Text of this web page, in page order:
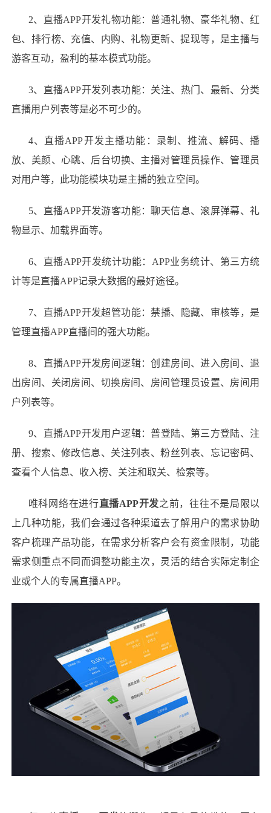
2、直播APP开发礼物功能：普通礼物、豪华礼物、红
包、排行榜、充值、内购、礼物更新、提现等，是主播与
游客互动，盈利的基本模式功能。
3、直播APP开发列表功能：关注、热门、最新、分类
直播用户列表等是必不可少的。
4、直播APP开发主播功能：录制、推流、解码、播
放、美颜、心跳、后台切换、主播对管理员操作、管理员
对用户等，此功能模块功是主播的独立空间。
5、直播APP开发游客功能：聊天信息、滚屏弹幕、礼
物显示、加载界面等。
6、直播APP开发统计功能： APP业务统计、第三方统
计等是直播APP记录大数据的最好途径。
7、直播APP开发超管功能：禁播、隐藏、审核等，是
管理直播APP直播间的强大功能。
8、直播APP开发房间逻辑：创建房间、进入房间、退
出房间、关闭房间、切换房间、房间管理员设置、房间用
户列表等。
9、直播APP开发用户逻辑：普登陆、第三方登陆、注
册、搜索、修改信息、关注列表、粉丝列表、忘记密码、
查看个人信息、收入榜、关注和取关、检索等。
唯科网络在进行直播APP开发之前，往往不是局限以
上几种功能，我们会通过各种渠道去了解用户的需求协助
客户梳理产品功能，在需求分析客户会有资金限制，功能
需求侧重点不同而调整功能主次，灵活的结合实际定制企
业或个人的专属直播APP。